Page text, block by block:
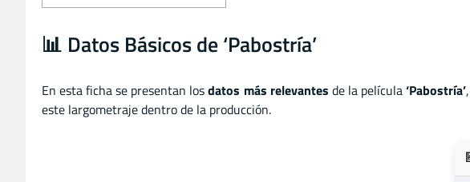
📊 Datos Básicos de ‘Pabostría’
En esta ficha se presentan losdatos más relevantes de la película‘Pabostría’
este largometraje dentro de la producción.